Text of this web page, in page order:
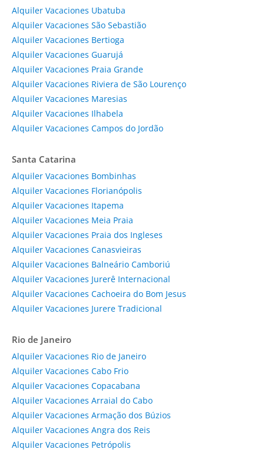
Alquiler Vacaciones Ubatuba
Alquiler Vacaciones São Sebastião
Alquiler Vacaciones Bertioga
Alquiler Vacaciones Guarujá
Alquiler Vacaciones Praia Grande
Alquiler Vacaciones Riviera de São Lourenço
Alquiler Vacaciones Maresias
Alquiler Vacaciones Ilhabela
Alquiler Vacaciones Campos do Jordão
Santa Catarina
Alquiler Vacaciones Bombinhas
Alquiler Vacaciones Florianópolis
Alquiler Vacaciones Itapema
Alquiler Vacaciones Meia Praia
Alquiler Vacaciones Praia dos Ingleses
Alquiler Vacaciones Canasvieiras
Alquiler Vacaciones Balneário Camboriú
Alquiler Vacaciones Jurerê Internacional
Alquiler Vacaciones Cachoeira do Bom Jesus
Alquiler Vacaciones Jurere Tradicional
Rio de Janeiro
Alquiler Vacaciones Rio de Janeiro
Alquiler Vacaciones Cabo Frio
Alquiler Vacaciones Copacabana
Alquiler Vacaciones Arraial do Cabo
Alquiler Vacaciones Armação dos Búzios
Alquiler Vacaciones Angra dos Reis
Alquiler Vacaciones Petrópolis